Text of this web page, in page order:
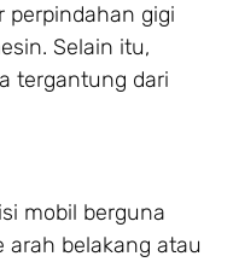
perpindahan gigi
Selain itu,
tergantung dari
mobil berguna
arah belakang atau